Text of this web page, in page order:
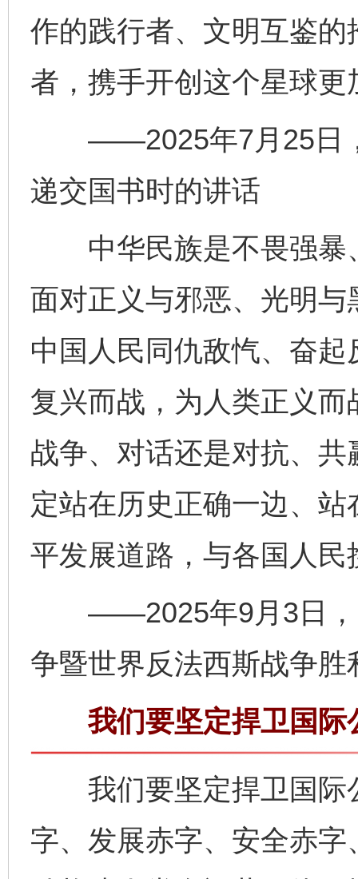
作的践行者、文明互鉴
者，携手开创这个星球更
——2025年7月25日，
递交国书时的讲话
中华民族是不畏强暴
面对正义与邪恶、光明
中国人民同仇敌忾、奋
复兴而战，为人类正义
战争、对话还是对抗、
定站在历史正确一边、
平发展道路，与各国人
——2025年9月3日，
争暨世界反法西斯战争
我们要坚定捍卫国际
我们要坚定捍卫国际
字、发展赤字、安全赤